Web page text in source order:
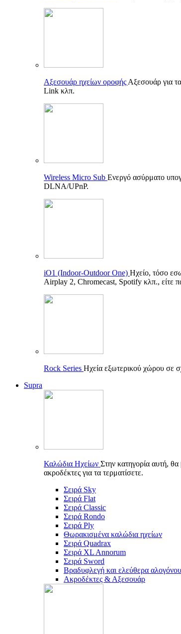
Αξεσουάρ ηχείων οροφής Αξεσουάρ για
Link κλπ.
Wireless Micro Sub Ενεργό ασύρματο
DLNA/UPnP.
iO1 (Indoor-Outdoor One) Ηχείο, τόσο
Airplay 2, Chromecast, Spotify κλπ., είτε
Rock Series Ηχεία εξωτερικού χώρου σε
Supra
Καλώδια Ηχείων Στην κατηγορία αυτή,
ακροδέκτες για τα τερματίσετε.
Σειρά Sky
Σειρά Flat
Σειρά Classic
Σειρά Rondo
Σειρά Ply
Θωρακισμένα καλώδια ηχείων
Σειρά Quadrax
Σειρά XL Annorum
Σειρά Sword
Βραδυφλεγή και ελεύθερα αλογόνου
Ακροδέκτες & Αξεσουάρ